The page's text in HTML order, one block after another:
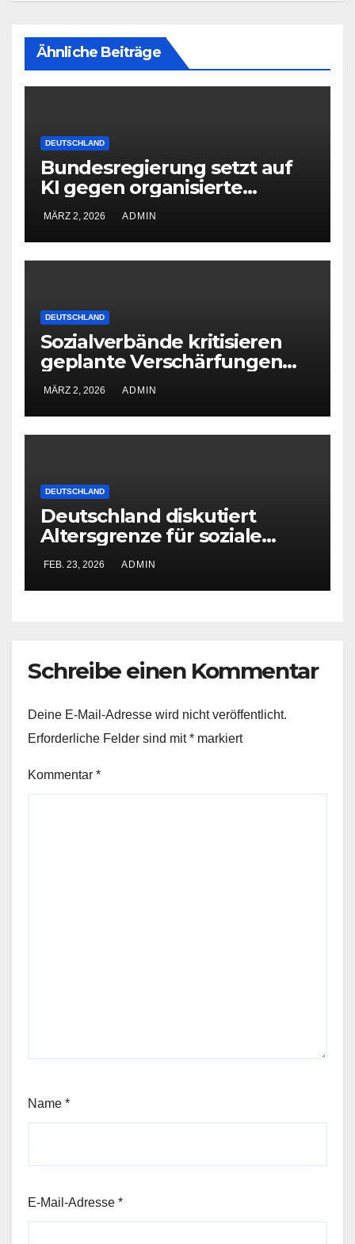
Ähnliche Beiträge
DEUTSCHLAND
Bundesregierung setzt auf
KI gegen organisierte
Kriminalität
MÄRZ 2, 2026 ADMIN
DEUTSCHLAND
Sozialverbände kritisieren
geplante Verschärfungen
bei der Grundsicherung
MÄRZ 2, 2026 ADMIN
DEUTSCHLAND
Deutschland diskutiert
Altersgrenze für soziale
Netzwerke
FEB. 23, 2026 ADMIN
Schreibe einen Kommentar
Deine E-Mail-Adresse wird nicht veröffentlicht.
Erforderliche Felder sind mit* markiert
Kommentar *
Name *
E-Mail-Adresse *